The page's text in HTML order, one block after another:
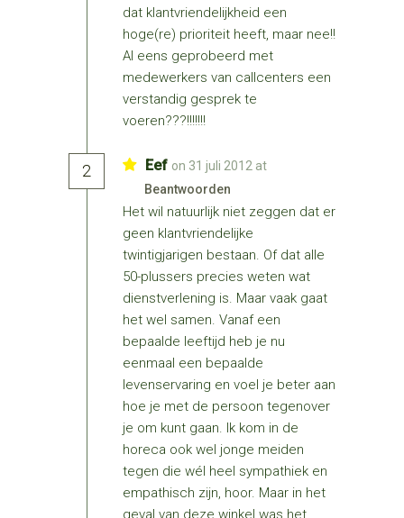
dat klantvriendelijkheid een
hoge(re) prioriteit heeft, maar nee!!
Al eens geprobeerd met
medewerkers van callcenters een
verstandig gesprek te
voeren???!!!!!!!
2 Eef on 31 juli 2012 at
Beantwoorden
Het wil natuurlijk niet zeggen dat er
geen klantvriendelijke
twintigjarigen bestaan. Of dat alle
50-plussers precies weten wat
dienstverlening is. Maar vaak gaat
het wel samen. Vanaf een
bepaalde leeftijd heb je nu
eenmaal een bepaalde
levenservaring en voel je beter aan
hoe je met de persoon tegenover
je om kunt gaan. Ik kom in de
horeca ook wel jonge meiden
tegen die wél heel sympathiek en
empathisch zijn, hoor. Maar in het
geval van deze winkel was het